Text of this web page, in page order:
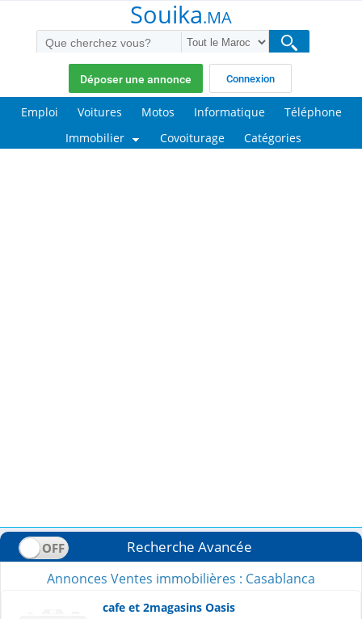
Souika.MA
Déposer une annonce Connexion
Emploi Voitures Motos Informatique
Téléphone
Immobilier
Covoiturage Catégories
Recherche Avancée
Annonces Ventes immobilières : Casablanca
cafe et 2magasins Oasis